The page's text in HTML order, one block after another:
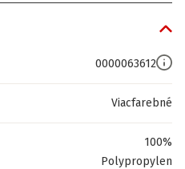
0000063612
Viacfarebné
100%
Polypropylen